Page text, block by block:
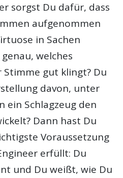
sorgst Du dafür, dass
aufgenommen
in Sachen
welches
gut klingt? Du
davon, unter
ein Schlagzeug den
Dann hast Du
Voraussetzung
erfüllt: Du
und Du weißt, wie Du